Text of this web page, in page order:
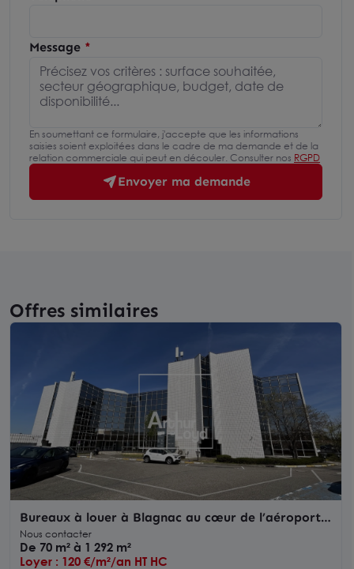
Message
En soumettant ce formulaire, j'accepte que les informations
saisies soient exploitées dans le cadre de ma demande et de la
relation commerciale qui peut en découler. Consulter nos RGPD
Envoyer ma demande
Offres similaires
Bureaux à louer à Blagnac au cœur de l’aéroport
avec parkings
Nous contacter
De 70 m² à 1 292 m²
Loyer : 120 €/m²/an HT HC